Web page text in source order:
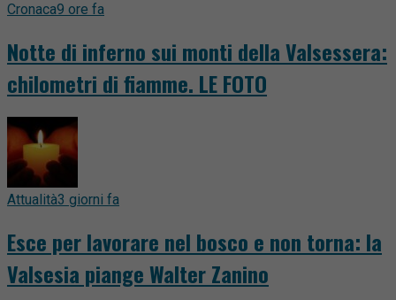
Cronaca9 ore fa
Notte di inferno sui monti della Valsessera:
chilometri di fiamme. LE FOTO
Attualità3 giorni fa
Esce per lavorare nel bosco e non torna: la
Valsesia piange Walter Zanino